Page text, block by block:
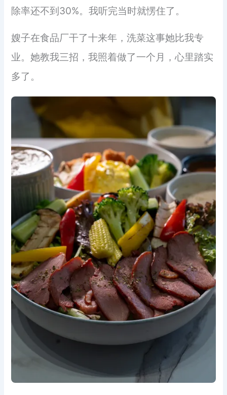
除率还不到30%。我听完当时就愣住了。
嫂子在食品厂干了十来年，洗菜这事她比我专
业。她教我三招，我照着做了一个月，心里踏实
多了。